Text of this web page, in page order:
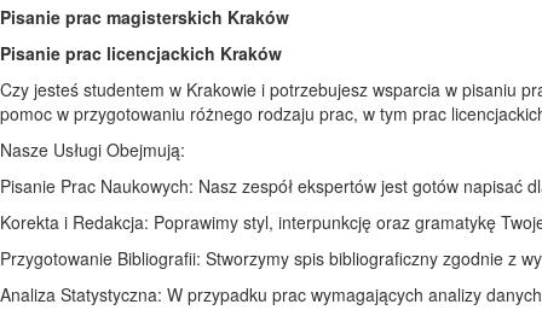
Pisanie prac magisterskich Kraków
Pisanie prac licencjackich Kraków
Czy jesteś studentem w Krakowie i potrzebujesz wsparcia w pisaniu
pomoc w przygotowaniu różnego rodzaju prac, w tym prac
Nasze Usługi Obejmują:
Pisanie Prac Naukowych: Nasz zespół ekspertów jest gotów
Korekta i Redakcja: Poprawimy styl, interpunkcję oraz gramatykę
Przygotowanie Bibliografii: Stworzymy spis bibliograficzny zgodnie z
Analiza Statystyczna: W przypadku prac wymagających analizy